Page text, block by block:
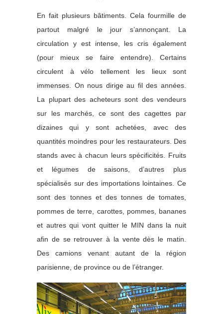
En fait plusieurs bâtiments. Cela fourmille de
partout malgré le jour s’annonçant. La
circulation y est intense, les cris également
(pour mieux se faire entendre). Certains
circulent à vélo tellement les lieux sont
immenses. On nous dirige au fil des années.
La plupart des acheteurs sont des vendeurs
sur les marchés, ce sont des cagettes par
dizaines qui y sont achetées, avec des
quantités moindres pour les restaurateurs. Des
stands avec à chacun leurs spécificités. Fruits
et légumes de saisons, d’autres plus
spécialisés sur des importations lointaines. Ce
sont des tonnes et des tonnes de tomates,
pommes de terre, carottes, pommes, bananes
et autres qui vont quitter le MIN dans la nuit
afin de se retrouver à la vente dès le matin.
Des camions venant autant de la région
parisienne, de province ou de l’étranger.